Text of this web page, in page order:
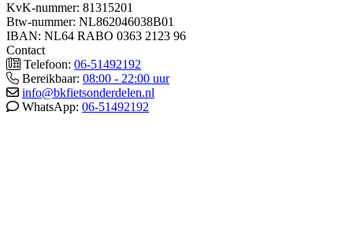
KvK-nummer: 81315201
Btw-nummer: NL862046038B01
IBAN: NL64 RABO 0363 2123 96
Contact
Telefoon: 06-51492192
Bereikbaar: 08:00 - 22:00 uur
info@bkfietsonderdelen.nl
WhatsApp: 06-51492192